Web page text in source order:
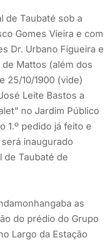
de Taubaté sob a
Gomes Vieira e com
Dr. Urbano Figueira e
Mattos (além dos
25/10/1900 (vide)
Leite Bastos a
no Jardim Público
1.º pedido já feito e
inaugurado
de Taubaté de
as
do prédio do Grupo
Largo da Estação